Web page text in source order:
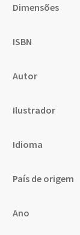
Dimensões
ISBN
Autor
Ilustrador
Idioma
País de origem
Ano